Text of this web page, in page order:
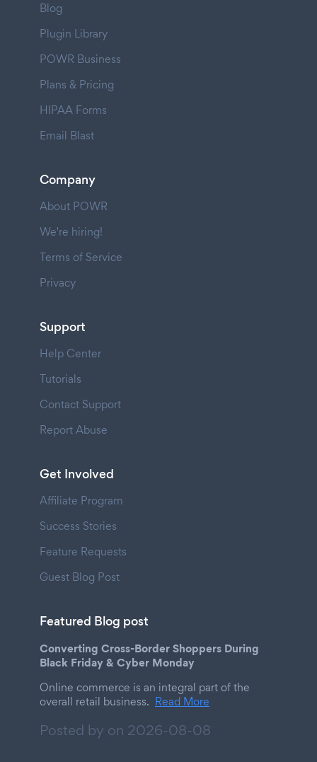
Blog
Plugin Library
POWR Business
Plans & Pricing
HIPAA Forms
Email Blast
Company
About POWR
We're hiring!
Terms of Service
Privacy
Support
Help Center
Tutorials
Contact Support
Report Abuse
Get Involved
Affiliate Program
Success Stories
Feature Requests
Guest Blog Post
Featured Blog post
Converting Cross-Border Shoppers During
Black Friday & Cyber Monday
Online commerce is an integral part of the
overall retail business. Read More
Posted by on 2026-08-08